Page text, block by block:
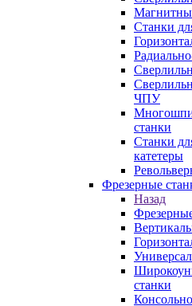
Станки
ЧПУ
станки
Станки
катетеры
Фрезерные
Назад
станки